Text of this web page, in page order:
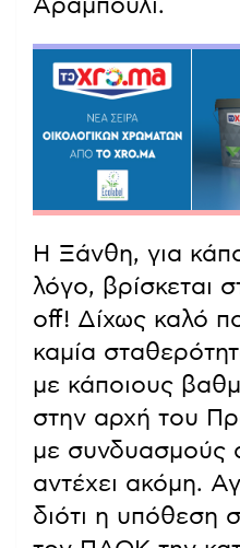
Αραμπούλι.
Η Ξάνθη, για
λόγο, βρίσκεται
off! Δίχως καλό
καμία
με κάποιους
στην αρχή του
με συνδυασμούς
αντέχει ακόμη.
διότι η υπόθεση